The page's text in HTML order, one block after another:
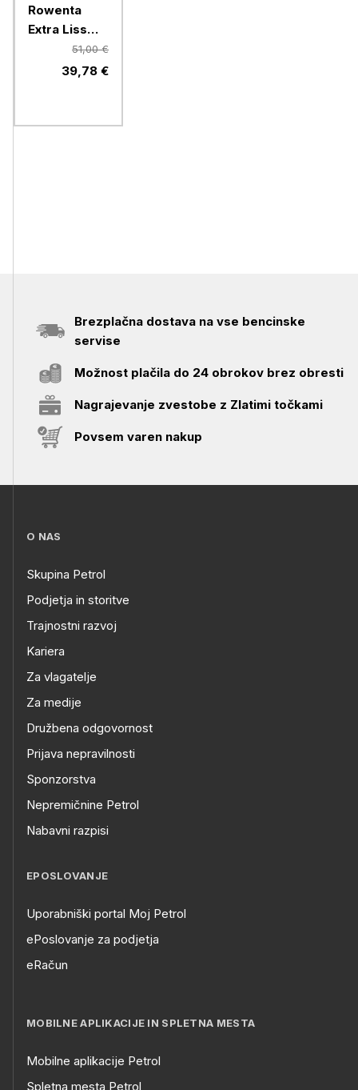
Rowenta
Extra Liss
Lagerfeld
51,00 €
39,78 €
Brezplačna dostava na vse bencinske
servise
Možnost plačila do 24 obrokov brez obresti
Nagrajevanje zvestobe z Zlatimi točkami
Povsem varen nakup
O NAS
Skupina Petrol
Podjetja in storitve
Trajnostni razvoj
Kariera
Za vlagatelje
Za medije
Družbena odgovornost
Prijava nepravilnosti
Sponzorstva
Nepremičnine Petrol
Nabavni razpisi
EPOSLOVANJE
Uporabniški portal Moj Petrol
ePoslovanje za podjetja
eRačun
MOBILNE APLIKACIJE IN SPLETNA MESTA
Mobilne aplikacije Petrol
Spletna mesta Petrol